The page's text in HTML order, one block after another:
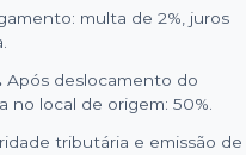
multa de 2%, juros
Após deslocamento do
no local de origem: 50%.
tributária e emissão de